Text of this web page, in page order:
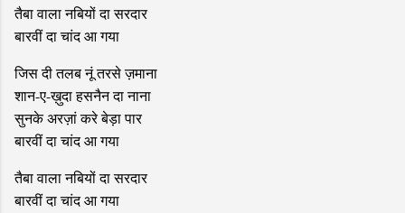
तैबा वाला नबियों दा सरदार
बारवीं दा चांद आ गया
जिस दी तलब नूं तरसे ज़माना
शान-ए-ख़ुदा हसनैन दा नाना
सुनके अरज़ां करे बेड़ा पार
बारवीं दा चांद आ गया
तैबा वाला नबियों दा सरदार
बारवीं दा चांद आ गया